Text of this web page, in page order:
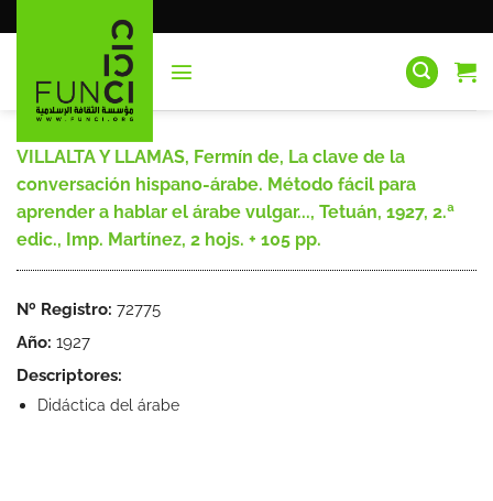
al
VILLALTA Y LLAMAS, Fermín de, La clave de la
conversación hispano-árabe. Método fácil para
aprender a hablar el árabe vulgar..., Tetuán, 1927, 2.ª
edic., Imp. Martínez, 2 hojs. + 105 pp.
Nº Registro: 72775
Año: 1927
Descriptores:
Didáctica del árabe